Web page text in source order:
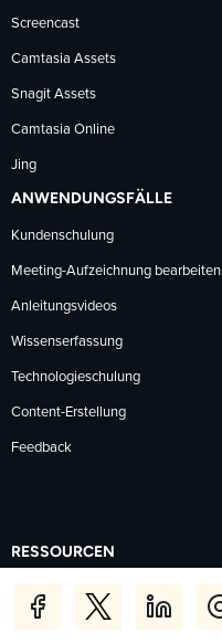
Screencast
Camtasia Assets
Snagit Assets
Camtasia Online
Jing
ANWENDUNGSFÄLLE
Kundenschulung
Meeting-Aufzeichnung bearbeiten
Anleitungsvideos
Wissenserfassung
Technologieschulung
Content-Erstellung
Feedback
RESSOURCEN